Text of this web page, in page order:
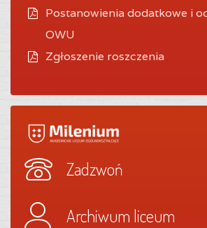
Postanowienia dodatkowe i
OWU
Zgłoszenie roszczenia
Zadzwoń
Archiwum liceum